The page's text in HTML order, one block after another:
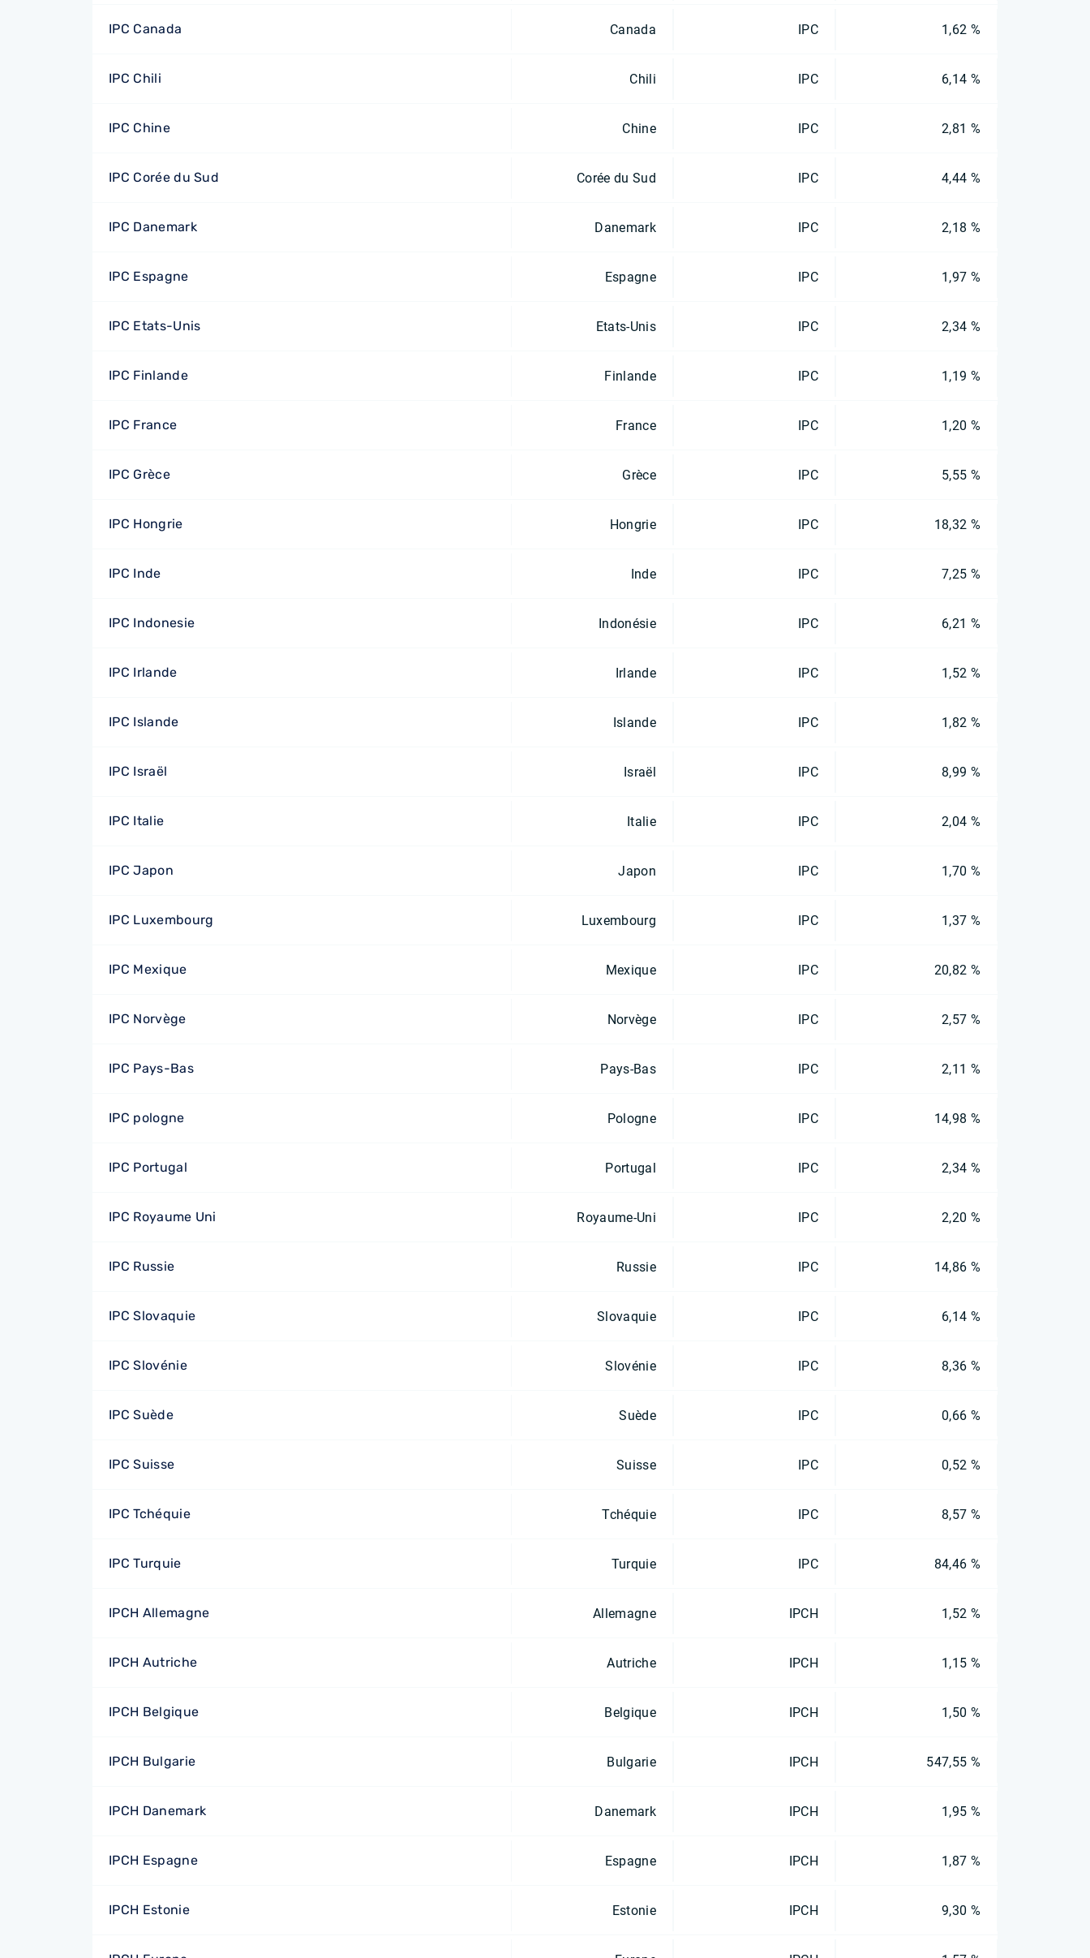
IPC Canada Canada IPC 1,62 %
IPC Chili Chili IPC 6,14 %
IPC Chine Chine IPC 2,81 %
IPC Corée du Sud Corée du Sud IPC 4,44 %
IPC Danemark Danemark IPC 2,18 %
IPC Espagne Espagne IPC 1,97 %
IPC Etats-Unis Etats-Unis IPC 2,34 %
IPC Finlande Finlande IPC 1,19 %
IPC France France IPC 1,20 %
IPC Grèce Grèce IPC 5,55 %
IPC Hongrie Hongrie IPC 18,32 %
IPC Inde Inde IPC 7,25 %
IPC Indonesie Indonésie IPC 6,21 %
IPC Irlande Irlande IPC 1,52 %
IPC Islande Islande IPC 1,82 %
IPC Israël Israël IPC 8,99 %
IPC Italie Italie IPC 2,04 %
IPC Japon Japon IPC 1,70 %
IPC Luxembourg Luxembourg IPC 1,37 %
IPC Mexique Mexique IPC 20,82 %
IPC Norvège Norvège IPC 2,57 %
IPC Pays-Bas Pays-Bas IPC 2,11 %
IPC pologne Pologne IPC 14,98 %
IPC Portugal Portugal IPC 2,34 %
IPC Royaume Uni Royaume-Uni IPC 2,20 %
IPC Russie Russie IPC 14,86 %
IPC Slovaquie Slovaquie IPC 6,14 %
IPC Slovénie Slovénie IPC 8,36 %
IPC Suède Suède IPC 0,66 %
IPC Suisse Suisse IPC 0,52 %
IPC Tchéquie Tchéquie IPC 8,57 %
IPC Turquie Turquie IPC 84,46 %
IPCH Allemagne Allemagne IPCH 1,52 %
IPCH Autriche Autriche IPCH 1,15 %
IPCH Belgique Belgique IPCH 1,50 %
IPCH Bulgarie Bulgarie IPCH 547,55 %
IPCH Danemark Danemark IPCH 1,95 %
IPCH Espagne Espagne IPCH 1,87 %
IPCH Estonie Estonie IPCH 9,30 %